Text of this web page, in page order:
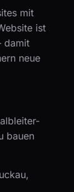
mit
ist
damit
neue
bauen